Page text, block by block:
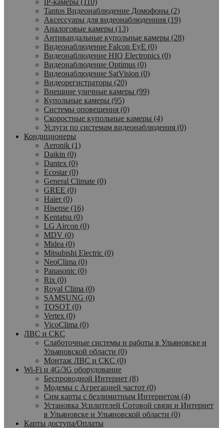
IP-камеры (110)
Tantos Видеонаблюдение Домофоны (2)
Аксессуары для видеонаблюденния (19)
Аналоговые камеры (13)
Антивандальные купольные камеры (28)
Видеонаблюдение Falcon EyE (0)
Видеонаблюдение HIQ Electronics (0)
Видеонаблюдение Optimus (0)
Видеонаблюдение SatVision (0)
Видеорегистраторы (20)
Внешние уличные камеры (99)
Купольные камеры (95)
Системы оповещения (0)
Скоростные купольные камеры (4)
Услуги по системам видеонаблюдения (0)
Кондиционеры
Aeronik (1)
Daikin (0)
Dantex (0)
Ecostar (0)
General Climate (0)
GREE (0)
Haier (0)
Hisense (16)
Kentatsu (0)
LG Aircon (0)
MDV (0)
Midea (0)
Mitsubishi Electric (0)
NeoClima (0)
Panasonic (0)
Rix (0)
Royal Clima (0)
SAMSUNG (0)
TOSOT (0)
Vertex (0)
VicoClima (0)
ЛВС и СКС
Слаботочные системы и работы в Ульяновске и
Ульяновской области (0)
Монтаж ЛВС и СКС (0)
Wi-Fi и 4G/3G оборудование
Беспроводной Интернет (8)
Модемы с Агрегацией частот (0)
Сим карты с безлимитным Интернетом (4)
Установка Усилителей Сотовой связи и Интернет
в Ульяновске и Ульяновской области (0)
Карты доступа/Оплаты